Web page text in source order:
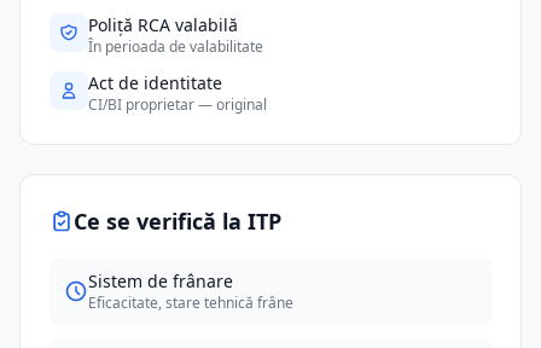
Poliță RCA valabilă
În perioada de valabilitate
Act de identitate
CI/BI proprietar — original
Ce se verifică la ITP
Sistem de frânare
Eficacitate, stare tehnică frâne